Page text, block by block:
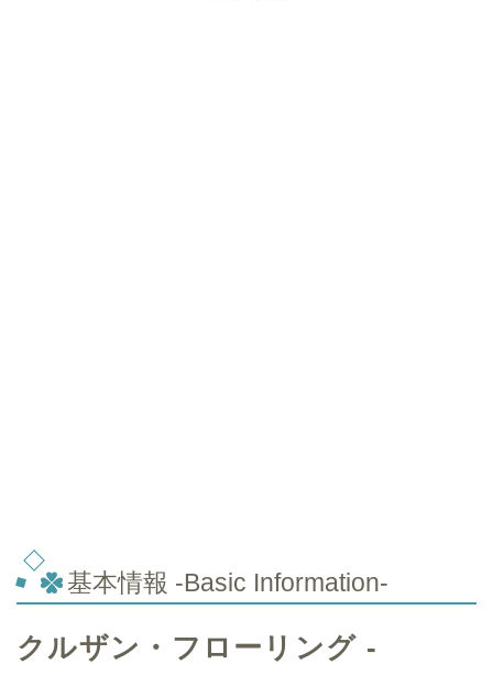
基本情報 -Basic Information-
クルザン・フローリング -